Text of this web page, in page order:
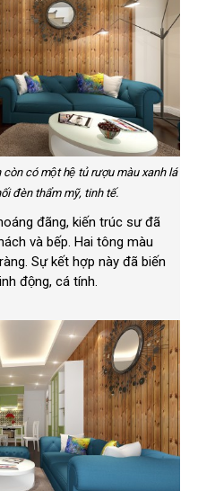
một hệ tủ rượu màu xanh lá
đèn thẩm mỹ, tinh tế.
đãng, kiến trúc sư đã
và bếp. Hai tông màu
Sự kết hợp này đã biến
động, cá tính.